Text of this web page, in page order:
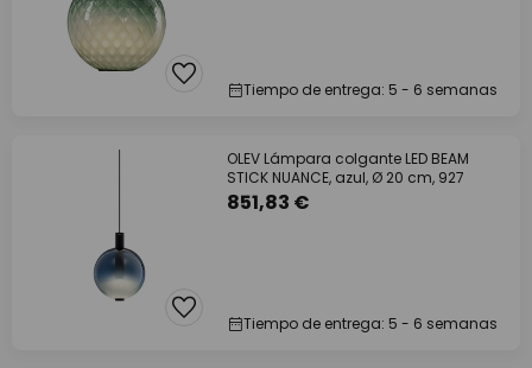
Tiempo de entrega: 5 - 6 semanas
OLEV Lámpara colgante LED BEAM
STICK NUANCE, azul, Ø 20 cm, 927
851,83 €
Tiempo de entrega: 5 - 6 semanas